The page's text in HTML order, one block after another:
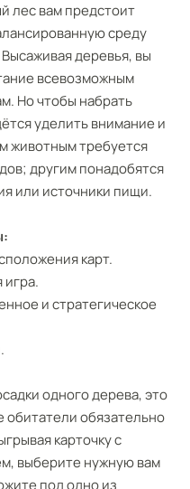
лес вам предстоит
среду
деревья, вы
всевозможным
Но чтобы набрать
уделить внимание и
животным требуется
другим понадобятся
или источники пищи.
карт.
игра.
и стратегическое
одного дерева, это
обитатели обязательно
карточку с
выберите нужную вам